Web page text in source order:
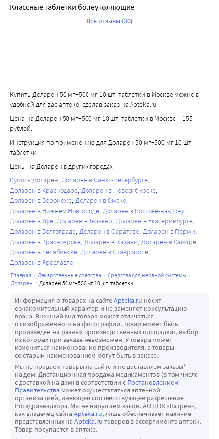
рака почки или мочевого пузыря;
• Дифлунисал повышает плазменную концентрацию
образованием 8 активных метаболитов, которые
конъюгируют с глутатионом с образованием уже
неизмененном виде. У пожилых больных снижается
клиренс препарата и увеличивается Т1/2.
Классные таблетки болеутоляющие
Все отзывы (30)
Купить Доларен 50 мг+500 мг 10 шт. таблетки в Москве можно в
удобной для вас аптеке, сделав заказ на Apteka.ru.
Цена на Доларен 50 мг+500 мг 10 шт. таблетки в Москве – 155
рублей.
Инструкция по применению для Доларен 50 мг+500 мг 10 шт.
таблетки
Цены на Доларен в других городах
Купить Доларен Доларен в Санкт-Петербурге
Доларен в Краснодаре Доларен в Новосибирске
Доларен в Воронеже Доларен в Омске
Доларен в Нижнем Новгороде Доларен в Ростове-на-Дону
Доларен в Уфе Доларен в Тюмени Доларен в Екатеринбурге
Доларен в Волгограде Доларен в Саратове Доларен в Перми
Доларен в Красноярске Доларен в Казани Доларен в Самаре
Доларен в Челябинске Доларен в Ставрополе
Доларен в Ярославле
главная лекарственные средства
средства для нервной системы
доларен
доларен 50 мг+500 мг 10 шт. таблетки
Информация о товарах на сайтеApteka.ru носит
ознакомительный характер и не заменяет консультацию
врача. Внешний вид товара может отличаться
от изображённого на фотографии. Товар может быть
произведен на разных производственных площадках, выбор
из которых при заказе невозможен. У товара может
измениться наименование производителя, а товары
со старым наименованием могут быть в заказе.
Мы не продаем товары на сайте и не доставляем заказы*
на дом. Дистанционная продажа медикаментов (в том числе
с доставкой на дом) в соответствии с Постановлением
Правительства может осуществляться аптечной
организацией, имеющей соответствующее разрешение
Росздравнадзора. Мы не нарушаем закон. АО НПК «Катрен»,
как владелец сайта Apteka.ru, лишь обеспечивает наличие
представленных на Apteka.ru товаров в ассортименте аптеки.
Товар покупается в аптеке.